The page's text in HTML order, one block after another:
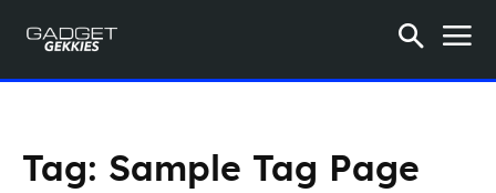
Tag: Sample Tag Page